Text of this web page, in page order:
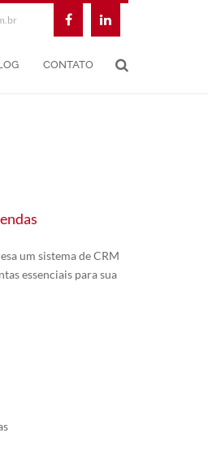
CONTATO
um sistema de CRM
essenciais para sua